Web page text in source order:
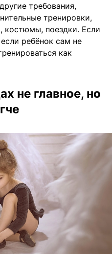
требования,
тренировки,
костюмы, поездки. Если
ребёнок сам не
как
не главное, но